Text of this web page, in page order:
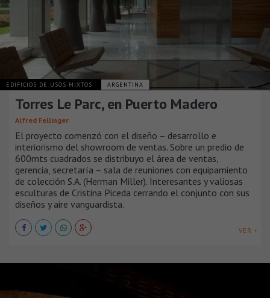
EDIFICIOS DE USOS MIXTOS ARGENTINA
Torres Le Parc, en Puerto Madero
Alfred Fellinger
El proyecto comenzó con el diseño – desarrollo e
interiorismo del showroom de ventas. Sobre un predio de
600mts cuadrados se distribuyo el área de ventas,
gerencia, secretaría – sala de reuniones con equipamiento
de colección S.A. (Herman Miller). Interesantes y valiosas
esculturas de Cristina Piceda cerrando el conjunto con sus
diseños y aire vanguardista.
VER +